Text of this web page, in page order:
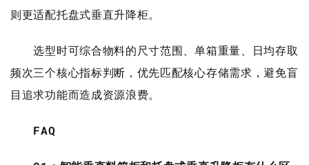
则更适配托盘式垂直升降柜。
选型时可综合物料的尺寸范围、单箱重量、日均存取
频次三个核心指标判断，优先匹配核心存储需求，避免盲
目追求功能而造成资源浪费。
FAQ